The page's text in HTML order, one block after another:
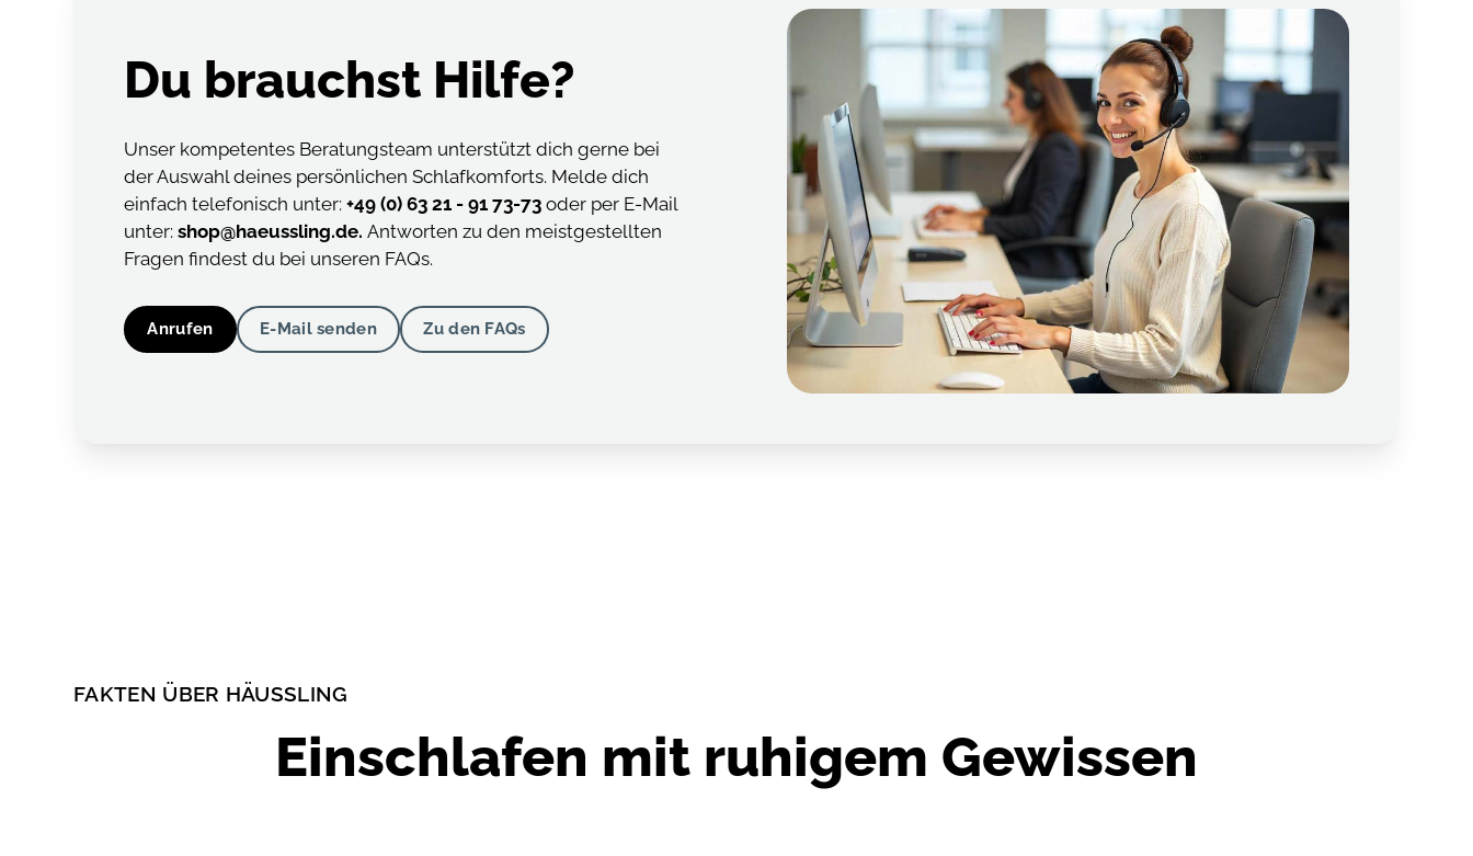
Du brauchst Hilfe?
Unser kompetentes Beratungsteam unterstützt dich gerne bei
der Auswahl deines persönlichen Schlafkomforts. Melde dich
einfach telefonisch unter:+49 (0) 63 21 - 91 73-73 oder per E-Mail
unter:shop@haeussling.de.Antworten zu den meistgestellten
Fragen findest du bei unseren FAQs.
Anrufen E-Mail senden Zu den FAQs
FAKTEN ÜBER HÄUSSLING
Einschlafen mit ruhigem Gewissen